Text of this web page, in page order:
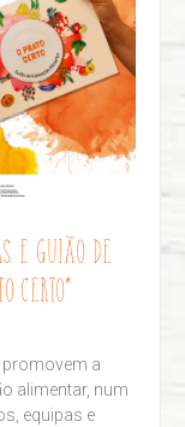
E GUIÃO DE
CERTO”
a
alimentar, num
equipas e